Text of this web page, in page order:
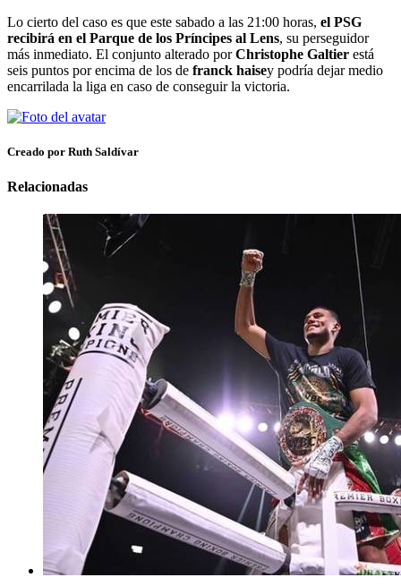
Lo cierto del caso es que este sabado a las 21:00 horas, el PSG
recibirá en el Parque de los Príncipes al Lens, su perseguidor
más inmediato. El conjunto alterado porChristophe Galtier está
seis puntos por encima de los de franck haisey podría dejar medio
encarrilada la liga en caso de conseguir la victoria.
Creado por Ruth Saldívar
Relacionadas